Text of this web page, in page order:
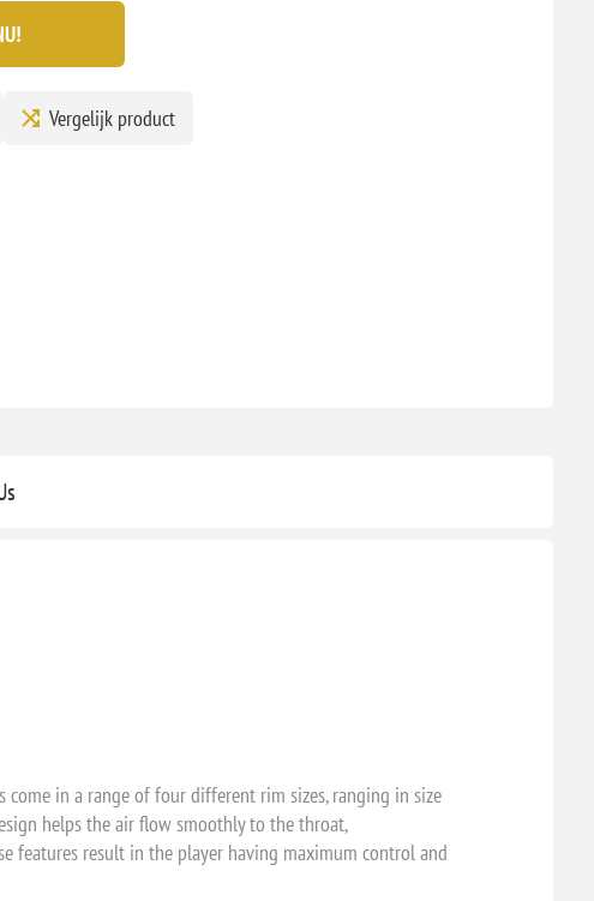
Vergelijk product
come in a range of four different rim sizes, ranging in size
helps the air flow smoothly to the throat,
features result in the player having maximum control and